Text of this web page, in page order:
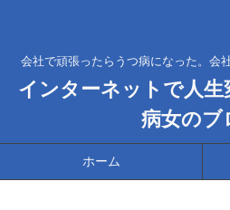
会社で頑張ったらうつ病になった。会
インターネットで人
病女のブ
ホーム